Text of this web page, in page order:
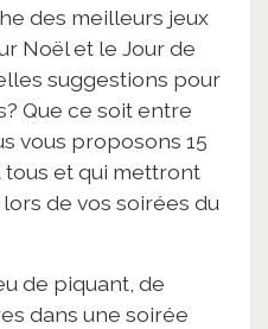
des meilleurs jeux
Noël et le Jour de
suggestions pour
Que ce soit entre
vous proposons 15
tous et qui mettront
de vos soirées du
de piquant, de
dans une soirée